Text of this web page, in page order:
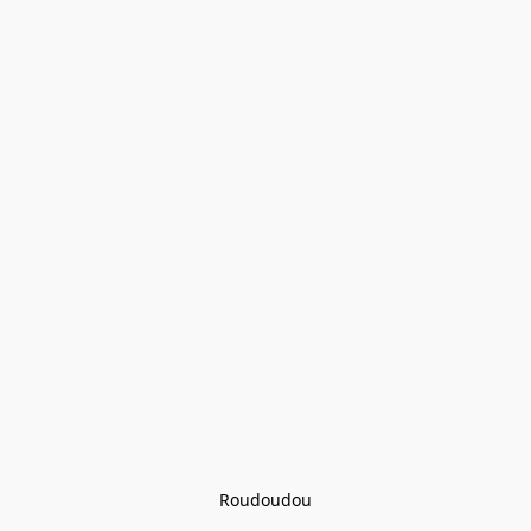
Roudoudou